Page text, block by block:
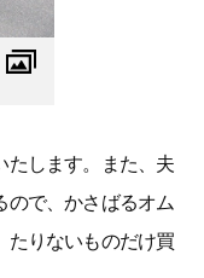
します。また、夫
ので、かさばるオム
たりないものだけ買